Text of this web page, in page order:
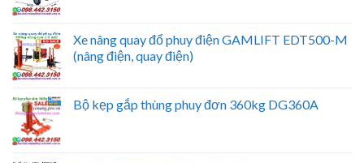
Xe nâng quay đổ phuy điện GAMLIFT EDT500-M
(nâng điện, quay điện)
Bộ kẹp gắp thùng phuy đơn 360kg DG360A